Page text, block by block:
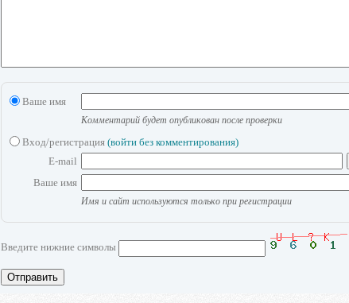
Ваше имя
Комментарий будет опубликован после проверки
Вход/регистрация (войти без комментирования)
E-mail
Ваше имя
Имя и сайт используются только при регистрации
Введите нижние символы
Отправить